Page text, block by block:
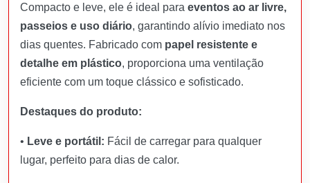
Compacto e leve, ele é ideal para eventos ao ar livre,
passeios e uso diário, garantindo alívio imediato nos
dias quentes. Fabricado com papel resistente e
detalhe em plástico, proporciona uma ventilação
eficiente com um toque clássico e sofisticado.
Destaques do produto:
• Leve e portátil: Fácil de carregar para qualquer
lugar, perfeito para dias de calor.